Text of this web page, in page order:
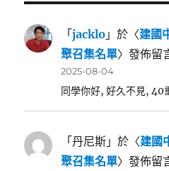
「jacklo 」於〈建國
聚召集名單〉發佈留
2025-08-04
同學你好, 好久不見, 40
「丹尼斯 」於〈建國
聚召集名單〉發佈留